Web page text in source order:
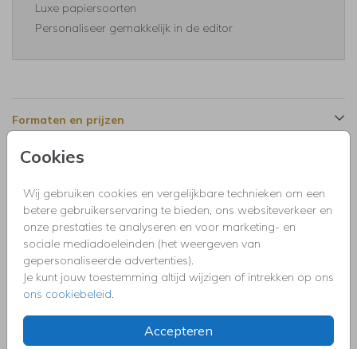
Cookies
Wij gebruiken cookies en vergelijkbare technieken om een
betere gebruikerservaring te bieden, ons websiteverkeer en
onze prestaties te analyseren en voor marketing- en
sociale mediadoeleinden (het weergeven van
gepersonaliseerde advertenties).
Je kunt jouw toestemming altijd wijzigen of intrekken op ons
ons cookiebeleid.
Accepteren
Luxe papiersoorten
Personaliseer gemakkelijk in de editor
Formaten en prijzen
Productinformatie
Omschrijving
Uitnodiging kinderfeestje voor een jongen 1 jaar met eigen
foto en goudfolie.
Collectie
Uitnodigingen kinderfeestje, doopfeest, babyshower,
communie, geslaagd, high tea, housewarming, jubileum,